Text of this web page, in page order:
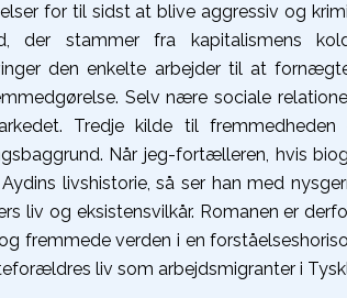
for til sidst at blive aggressiv og
der stammer fra kapitalismens
den enkelte arbejder til at
Selv nære sociale
Tredje kilde til fremmedheden
Når jeg-fortælleren, hvis
livshistorie, så ser han med
liv og eksistensvilkår. Romanen er
fremmede verden i en
liv som arbejdsmigranter i